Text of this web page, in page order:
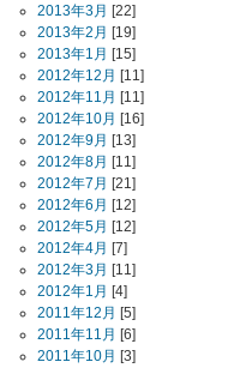
2013年3月 [22]
2013年2月 [19]
2013年1月 [15]
2012年12月 [11]
2012年11月 [11]
2012年10月 [16]
2012年9月 [13]
2012年8月 [11]
2012年7月 [21]
2012年6月 [12]
2012年5月 [12]
2012年4月 [7]
2012年3月 [11]
2012年1月 [4]
2011年12月 [5]
2011年11月 [6]
2011年10月 [3]